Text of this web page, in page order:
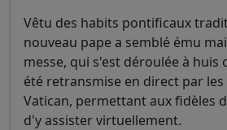
Vêtu des habits pontificaux
nouveau pape a semblé ému
messe, qui s'est déroulée à huis
été retransmise en direct par
Vatican, permettant aux fidèles
d'y assister virtuellement.